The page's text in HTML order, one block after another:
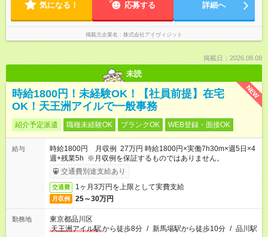
気になる！ 応募する 詳細へ
掲載元企業名 株式会社アイヴィジット
掲載日：2026.08.08
未読
NEW
時給1800円！未経験OK！【社員前提】在宅
OK！天王洲アイルで一般事務
紹介予定派遣 職種未経験OK ブランクOK WEB登録・面接OK
給与
時給1800円 月収例 27万円 時給1800円×実働7h30m×週5日×4
週+残業5h ※月収例を保証するものではありません。
交通費別途支給あり
交通費 1ヶ月3万円を上限として実費支給
月収例 25～30万円
勤務地
東京都品川区
天王洲アイル駅から徒歩8分 / 新馬場駅から徒歩10分 / 品川駅